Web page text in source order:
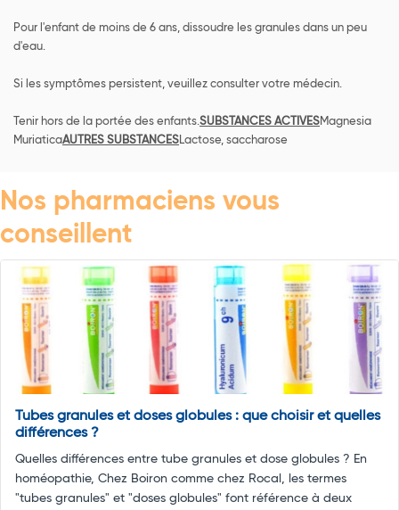
Pour l'enfant de moins de 6 ans, dissoudre les granules dans un peu
d'eau.
Si les symptômes persistent, veuillez consulter votre médecin.
Tenir hors de la portée des enfants.SUBSTANCES ACTIVESMagnesia
MuriaticaAUTRES SUBSTANCESLactose, saccharose
Nos pharmaciens vous
conseillent
Tubes granules et doses globules : que choisir et quelles
différences ?
Quelles différences entre tube granules et dose globules ? En
homéopathie, Chez Boiron comme chez Rocal, les termes
"tubes granules" et "doses globules" font référence à deux